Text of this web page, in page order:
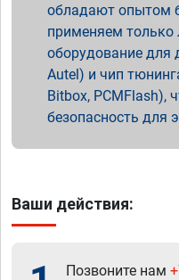
обладают опытом
применяем только
оборудование для
Autel) и чип
Bitbox, PCMFlash),
безопасность для
Ваши действия:
Позвоните нам